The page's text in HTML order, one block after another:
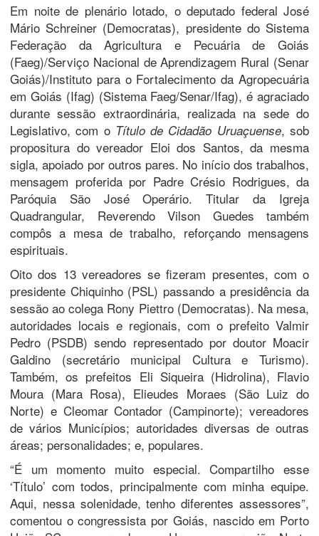
Em noite de plenário lotado, o deputado federal José
Mário Schreiner (Democratas), presidente do Sistema
Federação da Agricultura e Pecuária de Goiás
(Faeg)/Serviço Nacional de Aprendizagem Rural (Senar
Goiás)/Instituto para o Fortalecimento da Agropecuária
em Goiás (Ifag) (Sistema Faeg/Senar/Ifag), é agraciado
durante sessão extraordinária, realizada na sede do
Legislativo, com o Título de Cidadão Uruaçuense, sob
propositura do vereador Eloi dos Santos, da mesma
sigla, apoiado por outros pares. No início dos trabalhos,
mensagem proferida por Padre Crésio Rodrigues, da
Paróquia São José Operário. Titular da Igreja
Quadrangular, Reverendo Vilson Guedes também
compôs a mesa de trabalho, reforçando mensagens
espirituais.
Oito dos 13 vereadores se fizeram presentes, com o
presidente Chiquinho (PSL) passando a presidência da
sessão ao colega Rony Piettro (Democratas). Na mesa,
autoridades locais e regionais, com o prefeito Valmir
Pedro (PSDB) sendo representado por doutor Moacir
Galdino (secretário municipal Cultura e Turismo).
Também, os prefeitos Eli Siqueira (Hidrolina), Flavio
Moura (Mara Rosa), Elieudes Moraes (São Luiz do
Norte) e Cleomar Contador (Campinorte); vereadores
de vários Municípios; autoridades diversas de outras
áreas; personalidades; e, populares.
“É um momento muito especial. Compartilho esse
‘Título’ com todos, principalmente com minha equipe.
Aqui, nessa solenidade, tenho diferentes assessores”,
comentou o congressista por Goiás, nascido em Porto